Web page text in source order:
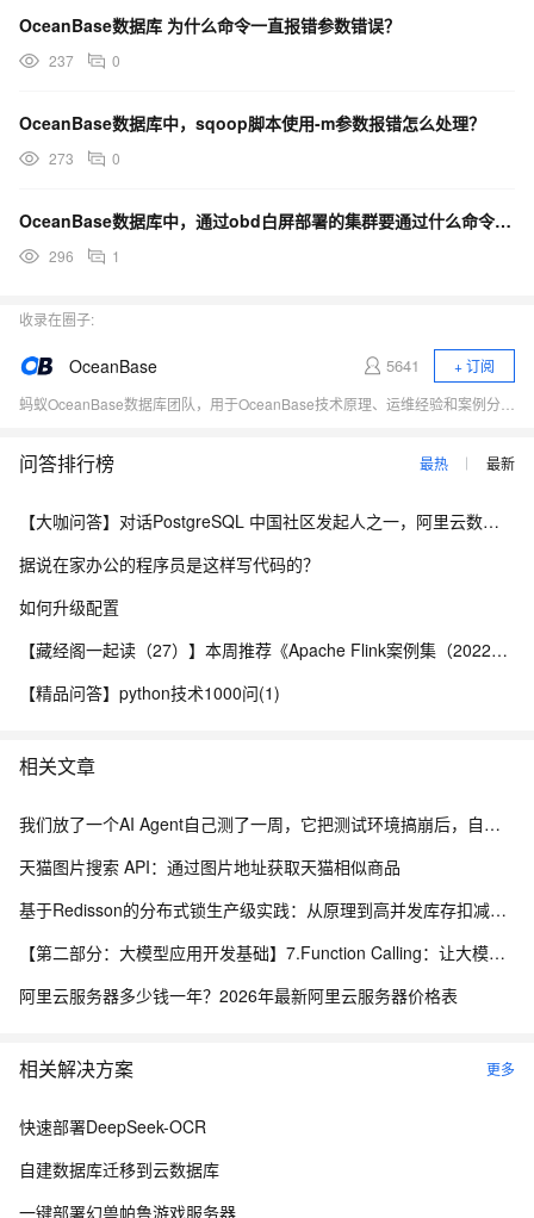
OceanBase数据库 为什么命令一直报错参数错误？
237 0
OceanBase数据库中，sqoop脚本使用-m参数报错怎么处理？
273 0
OceanBase数据库中，通过obd白屏部署的集群要通过什么命令进行重启？
296 1
收录在圈子:
OceanBase 5641
+ 订阅
问答排行榜 最热 最新
【大咖问答】对话PostgreSQL 中国社区发起人之一，阿里云数据库高级专家 德哥
据说在家办公的程序员是这样写代码的？
如何升级配置
【藏经阁一起读（27）】本周推荐《Apache Flink案例集（2022版）》，你有哪些心得？
【精品问答】python技术1000问(1)
相关文章
我们放了一个AI Agent自己测了一周，它把测试环境搞崩后，自己写了复盘报告申请了运维权限
天猫图片搜索 API：通过图片地址获取天猫相似商品
基于Redisson的分布式锁生产级实践：从原理到高并发库存扣减实战
【第二部分：大模型应用开发基础】7.Function Calling：让大模型调用真实程序能力
阿里云服务器多少钱一年？2026年最新阿里云服务器价格表
相关解决方案 更多
快速部署DeepSeek-OCR
自建数据库迁移到云数据库
一键部署幻兽帕鲁游戏服务器